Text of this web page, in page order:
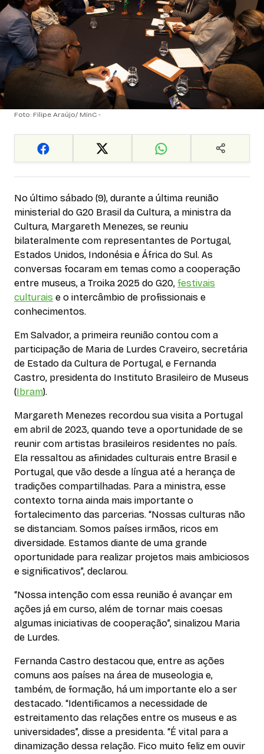
Foto: Filipe Araújo/ MinC -
No último sábado (9), durante a última reunião
ministerial do G20 Brasil da Cultura, a ministra da
Cultura, Margareth Menezes, se reuniu
bilateralmente com representantes de Portugal,
Estados Unidos, Indonésia e África do Sul. As
conversas focaram em temas como a cooperação
entre museus, a Troika 2025 do G20, festivais
culturais e o intercâmbio de profissionais e
conhecimentos.
Em Salvador, a primeira reunião contou com a
participação de Maria de Lurdes Craveiro, secretária
de Estado da Cultura de Portugal, e Fernanda
Castro, presidenta do Instituto Brasileiro de Museus
(Ibram).
Margareth Menezes recordou sua visita a Portugal
em abril de 2023, quando teve a oportunidade de se
reunir com artistas brasileiros residentes no país.
Ela ressaltou as afinidades culturais entre Brasil e
Portugal, que vão desde a língua até a herança de
tradições compartilhadas. Para a ministra, esse
contexto torna ainda mais importante o
fortalecimento das parcerias. “Nossas culturas não
se distanciam. Somos países irmãos, ricos em
diversidade. Estamos diante de uma grande
oportunidade para realizar projetos mais ambiciosos
e significativos”, declarou.
“Nossa intenção com essa reunião é avançar em
ações já em curso, além de tornar mais coesas
algumas iniciativas de cooperação”, sinalizou Maria
de Lurdes.
Fernanda Castro destacou que, entre as ações
comuns aos países na área de museologia e,
também, de formação, há um importante elo a ser
destacado. “Identificamos a necessidade de
estreitamento das relações entre os museus e as
universidades”, disse a presidenta. “É vital para a
dinamização dessa relação. Fico muito feliz em ouvir